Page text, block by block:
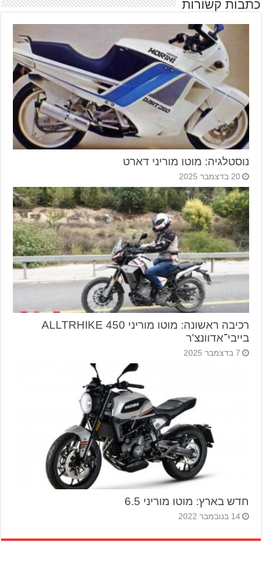
כתבות קשורות
נוסטלגיה: מוטו מוריני דארט
20 בדצמבר 2025
רכיבה ראשונה: מוטו מוריני ALLTRHIKE 450
בייבי־אדוונצ'ר
7 בדצמבר 2025
חדש בארץ: מוטו מוריני 6.5
14 בנובמבר 2022